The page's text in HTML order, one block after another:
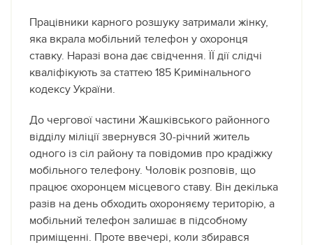
Працівники карного розшуку затримали жінку,
яка вкрала мобільний телефон у охоронця
ставку. Наразі вона дає свідчення. ЇЇ дії слідчі
кваліфікують за статтею 185 Кримінального
кодексу України.
До чергової частини Жашківського районного
відділу міліції звернувся 30-річний житель
одного із сіл району та повідомив про крадіжку
мобільного телефону. Чоловік розповів, що
працює охоронцем місцевого ставу. Він декілька
разів на день обходить охороняєму територію, а
мобільний телефон залишає в підсобному
приміщенні. Проте ввечері, коли збирався